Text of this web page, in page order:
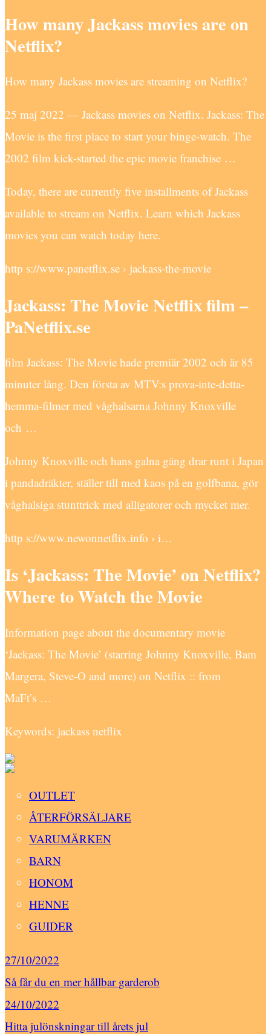
How many Jackass movies are on
Netflix?
How many Jackass movies are streaming on Netflix?
25 maj 2022 — Jackass movies on Netflix. Jackass: The
Movie is the first place to start your binge-watch. The
2002 film kick-started the epic movie franchise …
Today, there are currently five installments of Jackass
available to stream on Netflix. Learn which Jackass
movies you can watch today here.
http s://www.panetflix.se › jackass-the-movie
Jackass: The Movie Netflix film –
PaNetflix.se
film Jackass: The Movie hade premiär 2002 och är 85
minuter lång. Den första av MTV:s prova-inte-detta-
hemma-filmer med våghalsarna Johnny Knoxville
och …
Johnny Knoxville och hans galna gäng drar runt i Japan
i pandadräkter, ställer till med kaos på en golfbana, gör
våghalsiga stunttrick med alligatorer och mycket mer.
http s://www.newonnetflix.info › i…
Is ‘Jackass: The Movie’ on Netflix?
Where to Watch the Movie
Information page about the documentary movie
‘Jackass: The Movie’ (starring Johnny Knoxville, Bam
Margera, Steve-O and more) on Netflix :: from
MaFt’s …
Keywords: jackass netflix
OUTLET
ÅTERFÖRSÄLJARE
VARUMÄRKEN
BARN
HONOM
HENNE
GUIDER
27/10/2022
Så får du en mer hållbar garderob
24/10/2022
Hitta julönskningar till årets jul